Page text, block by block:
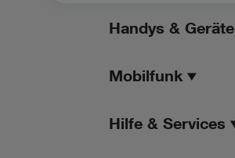
Handys & Geräte
Mobilfunk
Hilfe & Services